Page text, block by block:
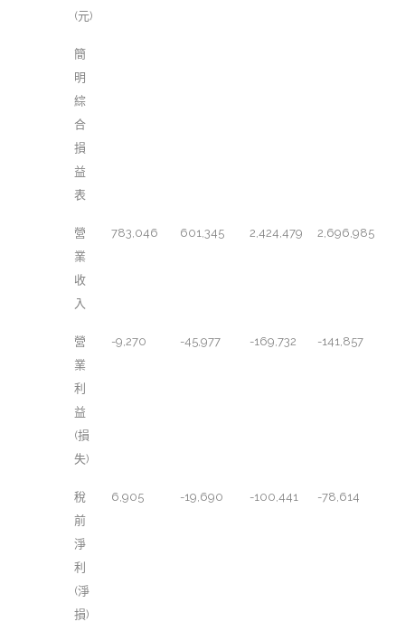
(元)
簡
明
綜
合
損
益
表
營
業
收
入
783,046 601,345 2,424,479 2,696,985
營
業
利
益
(損
失)
-9,270 -45,977 -169,732 -141,857
稅
前
淨
利
(淨
損)
6,905 -19,690 -100,441 -78,614